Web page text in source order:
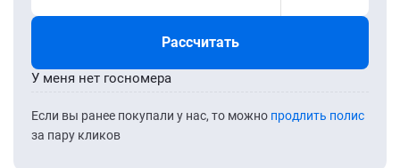
Рассчитать
Если вы ранее покупали у нас, то можно продлить полис
за пару кликов
У меня нет госномера